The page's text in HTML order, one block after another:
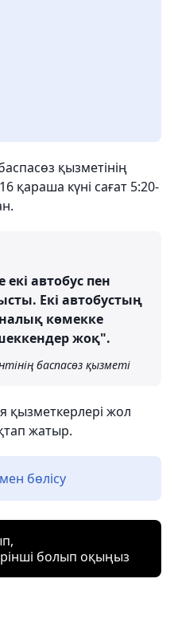
қызметінің
қараша күні сағат 5:20-
автобус пен
Екі автобустың
көмекке
жоқ".
баспасөз қызметі
қызметкерлері жол
жатыр.
бөлісу
болып оқыңыз